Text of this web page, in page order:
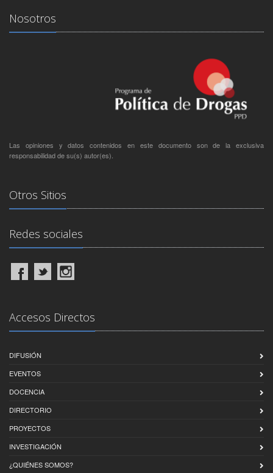
Nosotros
Las opiniones y datos contenidos en este documento son de la exclusiva
responsabilidad de su(s) autor(es).
Otros Sitios
Redes sociales
Accesos Directos
DIFUSIÓN
EVENTOS
DOCENCIA
DIRECTORIO
PROYECTOS
INVESTIGACIÓN
¿QUIÉNES SOMOS?